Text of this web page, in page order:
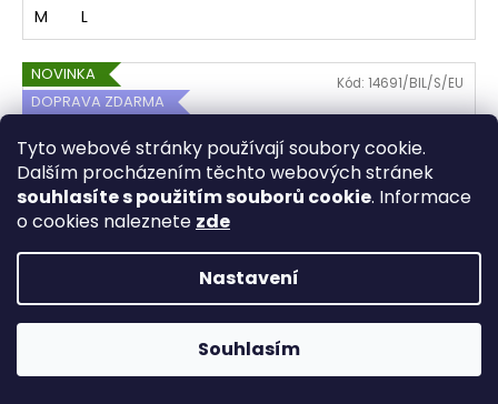
Tyto webové stránky používají soubory cookie.
Dalším procházením těchto webových stránek
souhlasíte s použitím souborů cookie. Informace
o cookies naleznete zde
Nastavení
Souhlasím
20% sleva s kódem bestmoda20 na online objednávky do
M L
NOVINKA
DOPRAVA ZDARMA
Kód: 14691/BIL/S/EU